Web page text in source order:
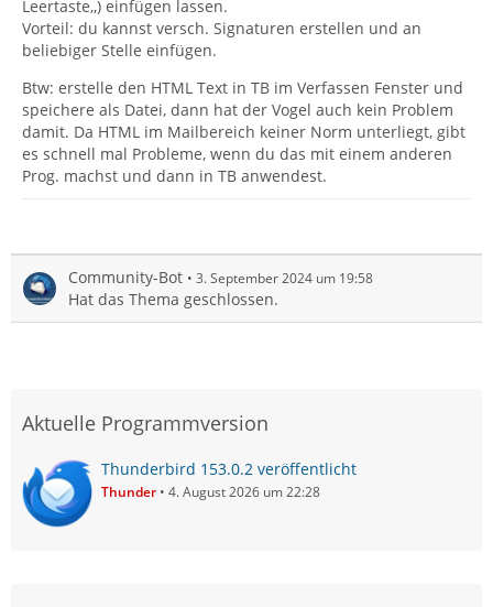
Leertaste,,) einfügen lassen.
Vorteil: du kannst versch. Signaturen erstellen und an
beliebiger Stelle einfügen.
Btw: erstelle den HTML Text in TB im Verfassen Fenster und
speichere als Datei, dann hat der Vogel auch kein Problem
damit. Da HTML im Mailbereich keiner Norm unterliegt, gibt
es schnell mal Probleme, wenn du das mit einem anderen
Prog. machst und dann in TB anwendest.
Community-Bot 3. September 2024 um 19:58
Hat das Thema geschlossen.
Aktuelle Programmversion
Thunderbird 153.0.2 veröffentlicht
Thunder 4. August 2026 um 22:28